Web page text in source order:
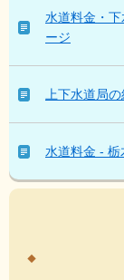
い
人
は
な
ペ
ー
水道料金・
ージ
上下水道局
水道料金 - 栃